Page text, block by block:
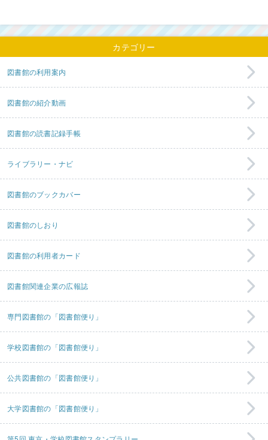
カテゴリー
図書館の利用案内
図書館の紹介動画
図書館の読書記録手帳
ライブラリー・ナビ
図書館のブックカバー
図書館のしおり
図書館の利用者カード
図書館関連企業の広報誌
専門図書館の「図書館便り」
学校図書館の「図書館便り」
公共図書館の「図書館便り」
大学図書館の「図書館便り」